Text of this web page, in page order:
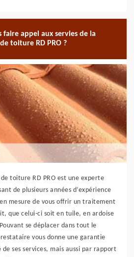
faire appel aux servies de la
toiture RD PRO ?
toiture RD PRO est une experte
de plusieurs années d’expérience
mesure de vous offrir un traitement
que celui-ci soit en tuile, en ardoise
se déplacer dans tout le
vous donne une garantie
ses services, mais aussi par rapport